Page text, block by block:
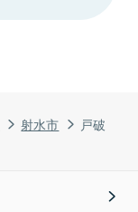
射水市 戸破